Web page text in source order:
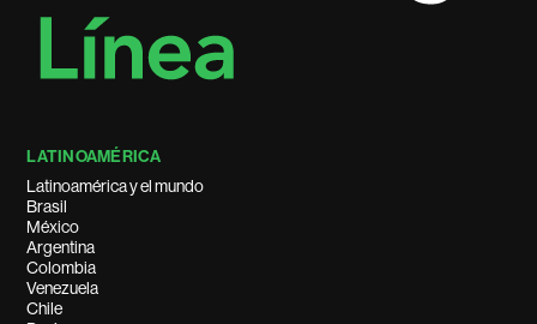
LATINOAMÉRICA
Latinoamérica y el mundo
Brasil
México
Argentina
Colombia
Venezuela
Chile